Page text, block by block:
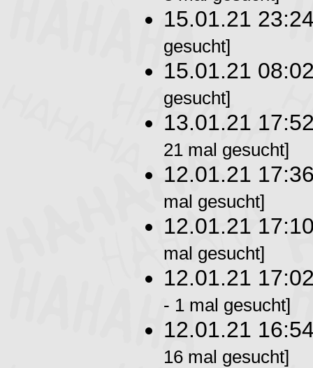
15.01.21
gesucht]
15.01.21
gesucht]
13.01.21
21 mal gesucht]
12.01.21
mal gesucht]
12.01.21
mal gesucht]
12.01.21
- 1 mal gesucht]
12.01.21
16 mal gesucht]